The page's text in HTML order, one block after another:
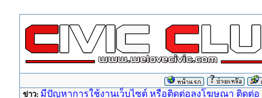
ข่าว: มีปัญหาการใช้งานเว็บไซต์ หรือติดต่อลงโฆษณา ติดต่อ